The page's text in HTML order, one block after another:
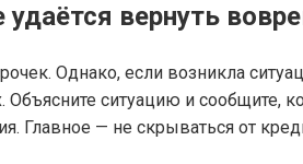
удаётся вернуть
Однако, если возникла
Объясните ситуацию и
Главное — не скрываться от